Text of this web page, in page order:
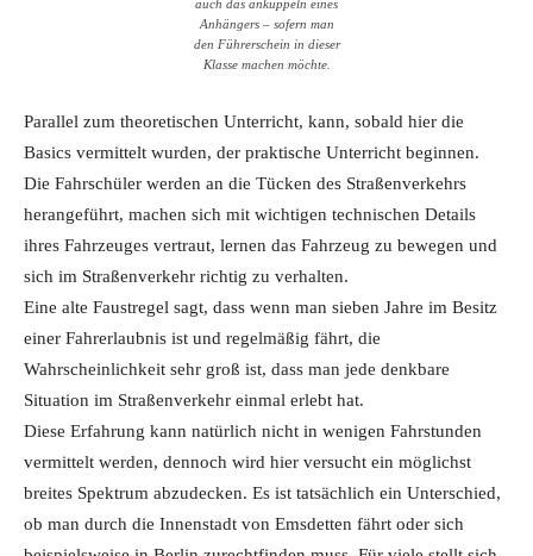
auch das ankuppeln eines
Anhängers – sofern man
den Führerschein in dieser
Klasse machen möchte.
Parallel zum theoretischen Unterricht, kann, sobald hier die
Basics vermittelt wurden, der praktische Unterricht beginnen.
Die Fahrschüler werden an die Tücken des Straßenverkehrs
herangeführt, machen sich mit wichtigen technischen Details
ihres Fahrzeuges vertraut, lernen das Fahrzeug zu bewegen und
sich im Straßenverkehr richtig zu verhalten.
Eine alte Faustregel sagt, dass wenn man sieben Jahre im Besitz
einer Fahrerlaubnis ist und regelmäßig fährt, die
Wahrscheinlichkeit sehr groß ist, dass man jede denkbare
Situation im Straßenverkehr einmal erlebt hat.
Diese Erfahrung kann natürlich nicht in wenigen Fahrstunden
vermittelt werden, dennoch wird hier versucht ein möglichst
breites Spektrum abzudecken. Es ist tatsächlich ein Unterschied,
ob man durch die Innenstadt von Emsdetten fährt oder sich